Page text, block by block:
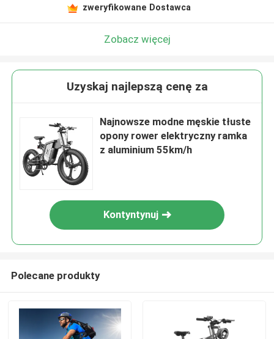
zweryfikowane Dostawca
Zobacz więcej
Uzyskaj najlepszą cenę za
Najnowsze modne męskie tłuste
opony rower elektryczny ramka
z aluminium 55km/h
Kontyntynuj
Polecane produkty